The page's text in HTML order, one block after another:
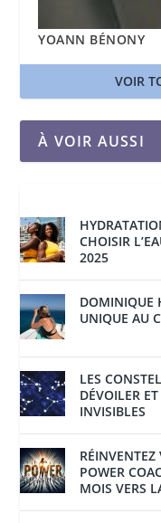
YOANN BÉNONY
VOIR
À VOIR AUSSI
CHOISIR
2025
DOMINIQUE
UNIQUE AU
LES
DÉVOILER
INVISIBLES
RÉINVENTEZ
POWER
MOIS VERS